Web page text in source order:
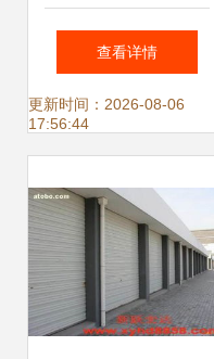
共赢，诚邀经销商
共拓空调设备市场
查看详情
更新时间：2026-08-06
17:56:44